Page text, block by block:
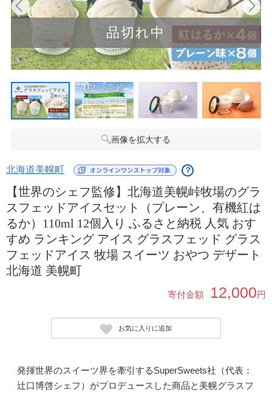
品切れ中
画像を拡大する
北海道美幌町 ？
【世界のシェフ監修】北海道美幌峠牧場のグラ
スフェッドアイスセット（プレーン、有機紅は
るか）110ml 12個入り ふるさと納税 人気 おす
すめ ランキング アイス グラスフェッド グラス
フェッドアイス 牧場 スイーツ おやつ デザート
北海道 美幌町
寄付金額 12,000円
お気に入りに追加
発揮世界のスイーツ界を牽引するSuperSweets社（代表：
辻口博啓シェフ）がプロデュースした商品と美幌グラスフ